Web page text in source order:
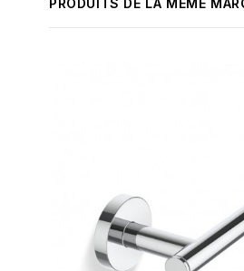
PRODUITS DE LA MÊME